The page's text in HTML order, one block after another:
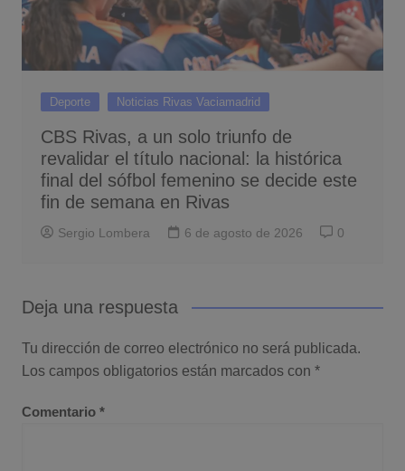
Deporte Noticias Rivas Vaciamadrid
CBS Rivas, a un solo triunfo de
revalidar el título nacional: la histórica
final del sófbol femenino se decide este
fin de semana en Rivas
Sergio Lombera 6 de agosto de 2026 0
Deja una respuesta
Tu dirección de correo electrónico no será publicada.
Los campos obligatorios están marcados con *
Comentario *